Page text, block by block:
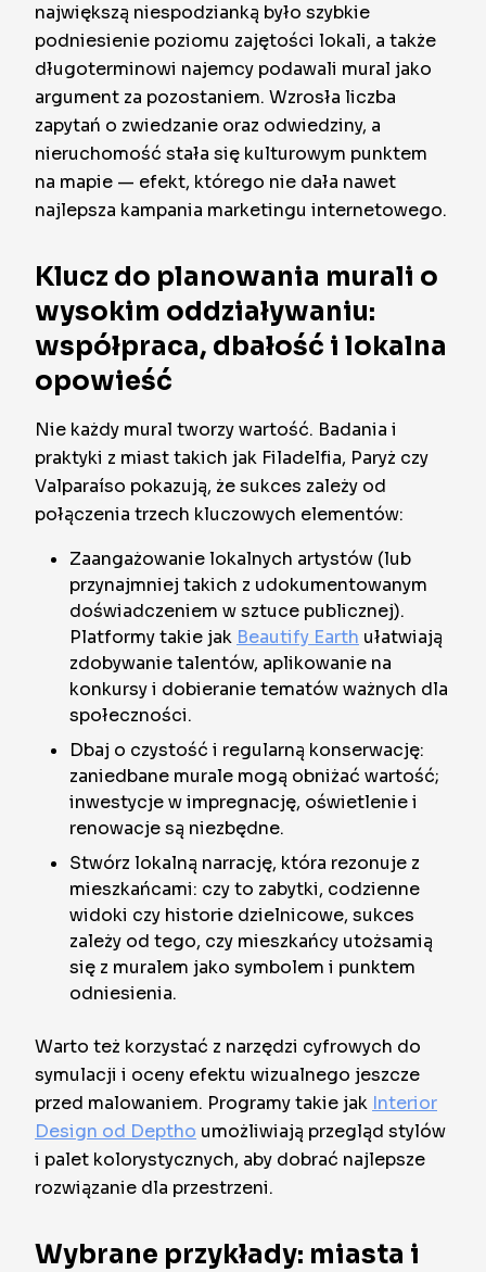
największą niespodzianką było szybkie
podniesienie poziomu zajętości lokali, a także
długoterminowi najemcy podawali mural jako
argument za pozostaniem. Wzrosła liczba
zapytań o zwiedzanie oraz odwiedziny, a
nieruchomość stała się kulturowym punktem
na mapie — efekt, którego nie dała nawet
najlepsza kampania marketingu internetowego.
Klucz do planowania murali o
wysokim oddziaływaniu:
współpraca, dbałość i lokalna
opowieść
Nie każdy mural tworzy wartość. Badania i
praktyki z miast takich jak Filadelfia, Paryż czy
Valparaíso pokazują, że sukces zależy od
połączenia trzech kluczowych elementów:
Zaangażowanie lokalnych artystów (lub
przynajmniej takich z udokumentowanym
doświadczeniem w sztuce publicznej).
Platformy takie jak Beautify Earth ułatwiają
zdobywanie talentów, aplikowanie na
konkursy i dobieranie tematów ważnych dla
społeczności.
Dbaj o czystość i regularną konserwację:
zaniedbane murale mogą obniżać wartość;
inwestycje w impregnację, oświetlenie i
renowacje są niezbędne.
Stwórz lokalną narrację, która rezonuje z
mieszkańcami: czy to zabytki, codzienne
widoki czy historie dzielnicowe, sukces
zależy od tego, czy mieszkańcy utożsamią
się z muralem jako symbolem i punktem
odniesienia.
Warto też korzystać z narzędzi cyfrowych do
symulacji i oceny efektu wizualnego jeszcze
przed malowaniem. Programy takie jak Interior
Design od Deptho umożliwiają przegląd stylów
i palet kolorystycznych, aby dobrać najlepsze
rozwiązanie dla przestrzeni.
Wybrane przykłady: miasta i